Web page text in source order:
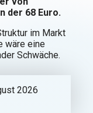
der 68 Euro.
im Markt
wäre eine
Schwäche.